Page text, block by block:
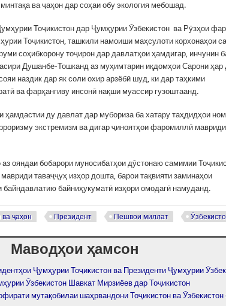
ва ҷаҳон дар соҳаи обу экология мебошад.
Тоҷикистон дар Ҷумҳурии Ӯзбекистон ва Рӯзҳои
Тоҷикистон, ташкили намоиши маҳсулоти корхонаҳои
соҳибкорону тоҷирон дар давлатҳои ҳамдигар, инчунин
Душанбе-Тошканд аз муҳимтарин иқдомҳои Сарони ҳар
наздик дар як соли охир арзёбӣ шуд, ки дар таҳкими
ва фарҳангиву инсонӣ нақши муассир гузоштаанд.
ду давлат дар мубориза ба хатару таҳдидҳои
экстремизм ва дигар ҷиноятҳои фаромиллӣ
ояндаи бобарори муносибатҳои дӯстонаю самимии
таваҷҷуҳ изҳор дошта, барои тақвияти заминаҳои
байндавлатию байниҳукуматӣ изҳори омодагӣ намуданд.
ва ҷаҳон Президент Пешвои миллат
Маводҳои ҳамсон
Ҷумҳурии Тоҷикистон ва Президенти Ҷумҳурии
Ӯзбекистон Шавкат Мирзиёев дар Тоҷикистон
мутақобилаи шаҳрвандони Тоҷикистон ва Ӯзбекистон